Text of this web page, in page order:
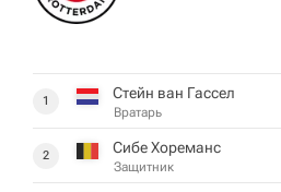
1 Стейн ван Гассел
Вратарь
2 Сибе Хореманс
Защитник